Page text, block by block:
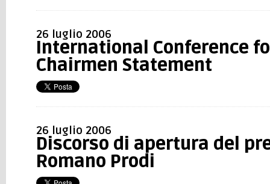
26 luglio 2006
International Conference
Chairmen Statement
26 luglio 2006
Discorso di apertura del
Romano Prodi